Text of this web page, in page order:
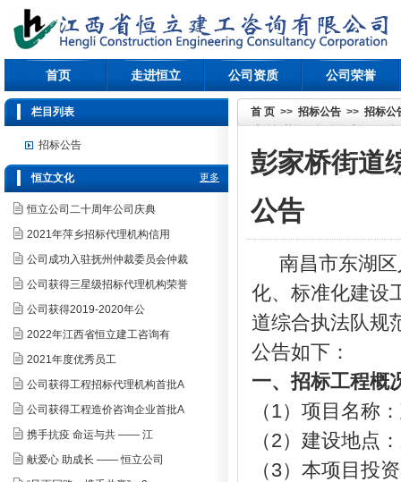
首页 走进恒立 公司资质 公司荣誉
首 页 >> 招标公告 >> 招标公
彭家桥街道
公告
南昌市东湖
化、标准化建设
道综合执法队规
公告如下：
一、招标工程概
（1）项目名称：
（2）建设地点：
（3） 本项目投
栏目列表
招标公告
更多
恒立文化
恒立公司二十周年公司庆典
2021年萍乡招标代理机构信用
公司成功入驻抚州仲裁委员会仲裁
公司获得三星级招标代理机构荣誉
公司获得2019-2020年公
2022年江西省恒立建工咨询有
2021年度优秀员工
公司获得工程招标代理机构首批A
公司获得工程造价咨询企业首批A
携手抗疫 命运与共 —— 江
献爱心 助成长 —— 恒立公司